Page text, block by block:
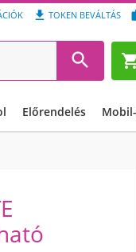
 TOKEN BEVÁLTÁS

Előrendelés